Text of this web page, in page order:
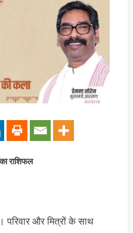
राशिफल
परिवार और मित्रों के साथ